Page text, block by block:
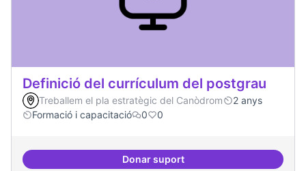
Definició del currículum del postgrau
Treballem el pla estratègic del Canòdrom
2 anys
Formació i capacitació
0 0
Donar suportDefinició del currículum del